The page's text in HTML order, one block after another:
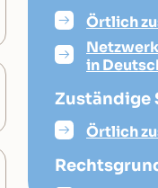
Örtlich
in
Zuständige
Örtlich